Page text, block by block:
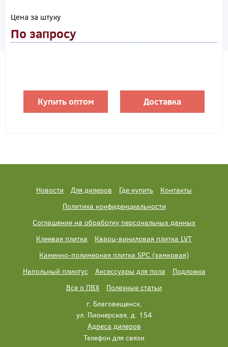
Цена за штуку
По запросу
Купить оптом Доставка
Новости Для дилеров Где купить
Контакты
Политика конфиденциальности
Соглашение на обработку персональных данных
Клеевая плитка
Кварц-виниловая плитка LVT
Каменно-полимерная плитка SPC (замковая)
Напольный плинтус
Аксессуары для пола
Подложка
Все о ПВХ
Полезные статьи
г. Благовещенск,
ул. Пионерская, д. 154
Адреса дилеров
Телефон для связи